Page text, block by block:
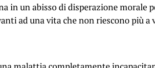
in un abisso di disperazione morale
ad una vita che non riescono più a